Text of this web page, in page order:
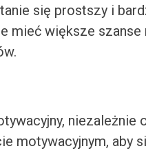
się prostszy i
mieć większe szanse
niezależnie
motywacyjnym, aby